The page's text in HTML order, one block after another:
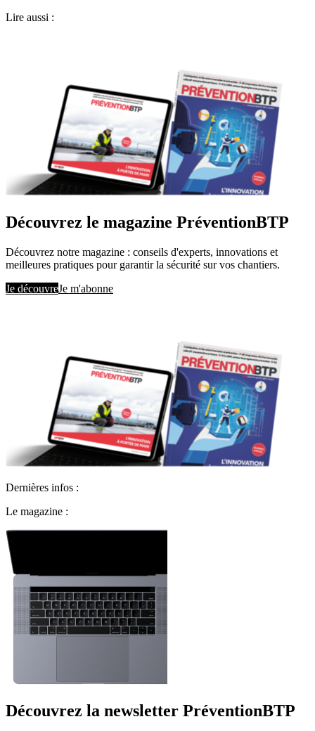
Lire aussi :
Découvrez le magazine PréventionBTP
Découvrez notre magazine : conseils d'experts, innovations et
meilleures pratiques pour garantir la sécurité sur vos chantiers.
Je découvreJe m'abonne
Dernières infos :
Le magazine :
Découvrez la newsletter PréventionBTP